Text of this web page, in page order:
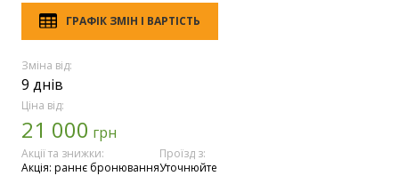
ГРАФІК ЗМІН І ВАРТІСТЬ
Зміна від:
9 днів
Ціна від:
21 000 грн
Акції та знижки:
Акція: раннє бронювання
Проїзд з:
Уточнюйте